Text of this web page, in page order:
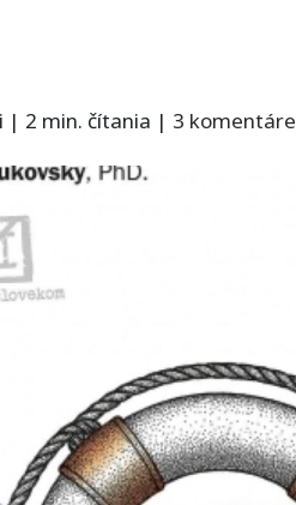
| 2 min. čítania | 3 komentáre